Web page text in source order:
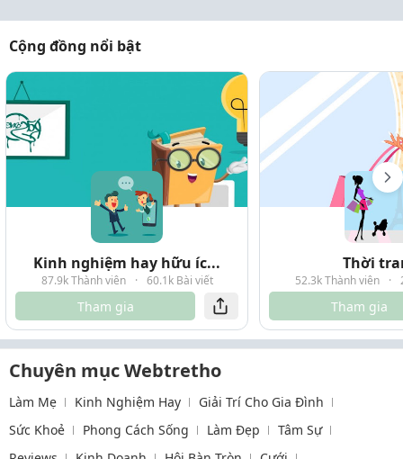
Cộng đồng nổi bật
Kinh nghiệm hay hữu íc...
87.9k Thành viên · 60.1k Bài viết
Tham gia
Thời
52.3k Thành viên ·
Tham gia
Chuyên mục Webtretho
Làm Mẹ Kinh Nghiệm Hay
Giải Trí Cho Gia Đình
Sức Khoẻ
Phong Cách Sống Làm Đẹp
Tâm Sự